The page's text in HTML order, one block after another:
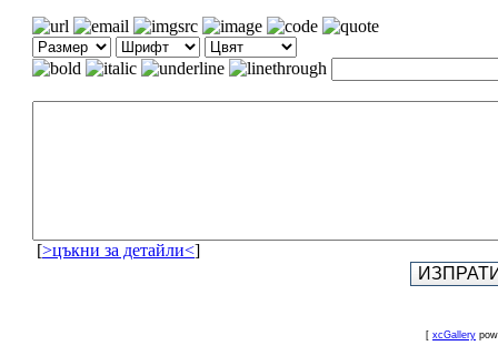
[>цъкни за детайли<]
[ xcGallery